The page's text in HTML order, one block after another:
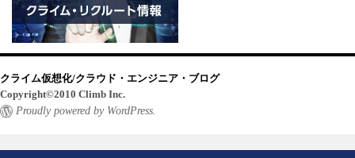
クライム仮想化/クラウド・エンジニア・ブログ
Copyright©2010 Climb Inc.
Proudly powered by WordPress.